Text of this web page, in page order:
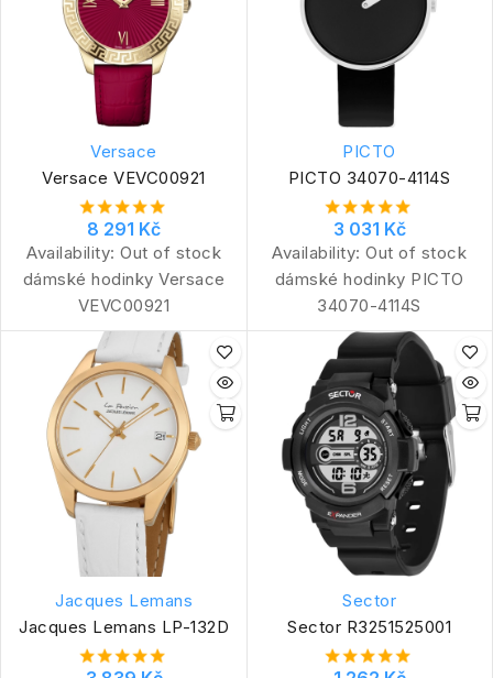
Versace
Versace VEVC00921
8 291 Kč
Availability: Out of stock
dámské hodinky Versace
VEVC00921
PICTO
PICTO 34070-4114S
3 031 Kč
Availability: Out of stock
dámské hodinky PICTO
34070-4114S
Jacques Lemans
Jacques Lemans LP-132D
Sector
Sector R3251525001